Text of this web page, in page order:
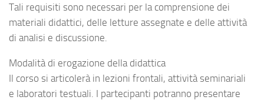
Tali requisiti sono necessari per la comprensione dei
materiali didattici, delle letture assegnate e delle attività
di analisi e discussione.
Modalità di erogazione della didattica
Il corso si articolerà in lezioni frontali, attività seminariali
e laboratori testuali. I partecipanti potranno presentare